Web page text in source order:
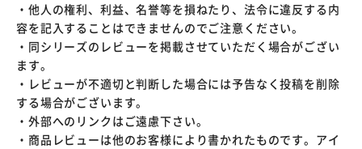
・他人の権利、利益、名誉等を損ねたり、法令に違反する内
容を記入することはできませんのでご注意ください。
・同シリーズのレビューを掲載させていただく場合がござい
ます。
・レビューが不適切と判断した場合には予告なく投稿を削除
する場合がございます。
・外部へのリンクはご遠慮下さい。
・商品レビューは他のお客様により書かれたものです。アイ